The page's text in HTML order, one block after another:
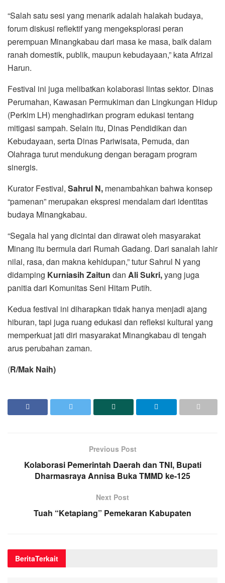
“Salah satu sesi yang menarik adalah halakah budaya,
forum diskusi reflektif yang mengeksplorasi peran
perempuan Minangkabau dari masa ke masa, baik dalam
ranah domestik, publik, maupun kebudayaan,” kata Afrizal
Harun.
Festival ini juga melibatkan kolaborasi lintas sektor. Dinas
Perumahan, Kawasan Permukiman dan Lingkungan Hidup
(Perkim LH) menghadirkan program edukasi tentang
mitigasi sampah. Selain itu, Dinas Pendidikan dan
Kebudayaan, serta Dinas Pariwisata, Pemuda, dan
Olahraga turut mendukung dengan beragam program
sinergis.
Kurator Festival, Sahrul N, menambahkan bahwa konsep
“pamenan” merupakan ekspresi mendalam dari identitas
budaya Minangkabau.
“Segala hal yang dicintai dan dirawat oleh masyarakat
Minang itu bermula dari Rumah Gadang. Dari sanalah lahir
nilai, rasa, dan makna kehidupan,” tutur Sahrul N yang
didamping Kurniasih Zaitun dan Ali Sukri,yang juga
panitia dari Komunitas Seni Hitam Putih.
Kedua festival ini diharapkan tidak hanya menjadi ajang
hiburan, tapi juga ruang edukasi dan refleksi kultural yang
memperkuat jati diri masyarakat Minangkabau di tengah
arus perubahan zaman.
(R/Mak Naih)
Previous Post
Kolaborasi Pemerintah Daerah dan TNI, Bupati
Dharmasraya Annisa Buka TMMD ke-125
Next Post
Tuah “Ketapiang” Pemekaran Kabupaten
BeritaTerkait